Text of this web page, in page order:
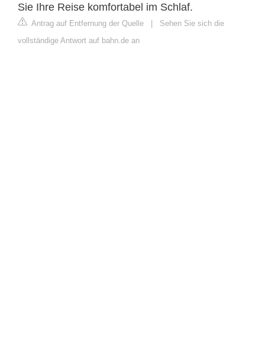
Sie Ihre Reise komfortabel im Schlaf.
Antrag auf Entfernung der Quelle | Sehen Sie sich die
vollständige Antwort auf bahn.de an